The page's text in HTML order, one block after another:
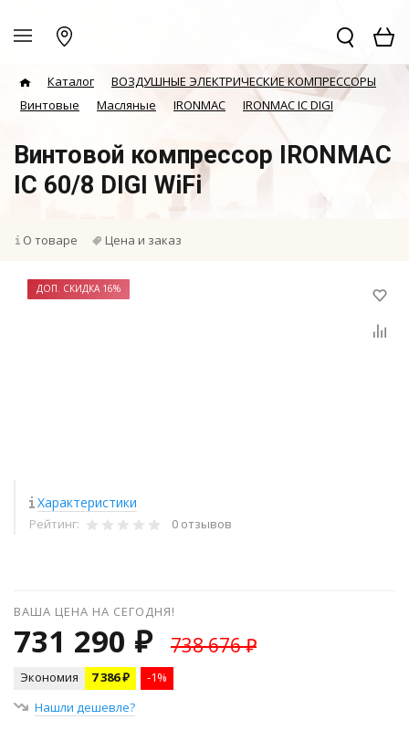
Каталог
ВОЗДУШНЫЕ ЭЛЕКТРИЧЕСКИЕ КОМПРЕССОРЫ
Винтовые
Масляные IRONMAC IRONMAC IC DIGI
Винтовой компрессор IRONMAC
IC 60/8 DIGI WiFi
О товаре Цена и заказ
ДОП. СКИДКА 16%
Характеристики
Рейтинг: 0 отзывов
ВАША ЦЕНА НА СЕГОДНЯ!
731 290 ₽ 738 676 ₽
Экономия 7 386 ₽
-1%
Нашли дешевле?